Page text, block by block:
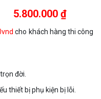
5.800.000 ₫
cho khách hàng thi công
đời.
thiết bị phụ kiện bị lỗi.